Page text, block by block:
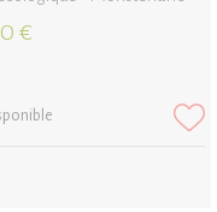
€